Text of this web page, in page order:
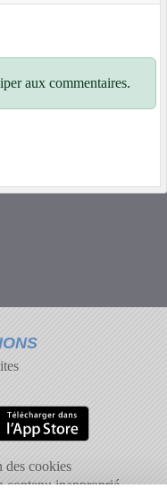
aux commentaires.
des cookies
contenu inapproprié